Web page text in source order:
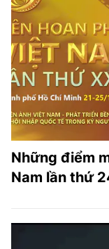
Những điểm
Nam lần thứ